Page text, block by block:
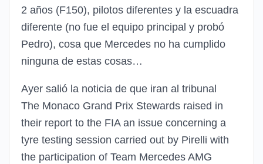
2 años (F150), pilotos diferentes y la escuadra
diferente (no fue el equipo principal y probó
Pedro), cosa que Mercedes no ha cumplido
ninguna de estas cosas…
Ayer salió la noticia de que iran al tribunal
The Monaco Grand Prix Stewards raised in
their report to the FIA an issue concerning a
tyre testing session carried out by Pirelli with
the participation of Team Mercedes AMG